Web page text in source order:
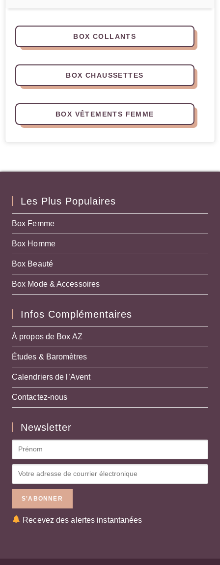
BOX COLLANTS
BOX CHAUSSETTES
BOX VÊTEMENTS FEMME
Les Plus Populaires
Box Femme
Box Homme
Box Beauté
Box Mode & Accessoires
Infos Complémentaires
À propos de Box AZ
Études & Baromètres
Calendriers de l’Avent
Contactez-nous
Newsletter
Recevez des alertes instantanées